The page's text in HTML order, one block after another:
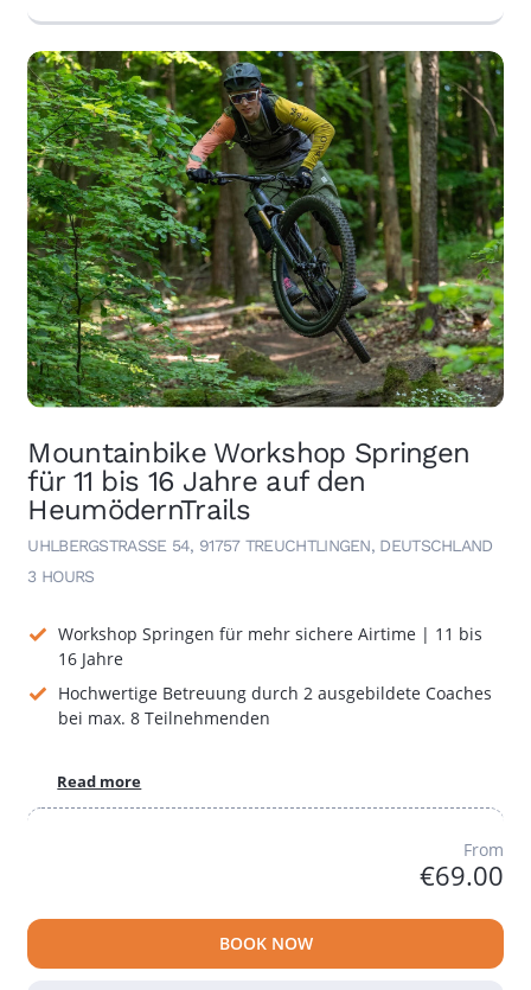
Mountainbike Workshop Springen
für 11 bis 16 Jahre auf den
HeumödernTrails
UHLBERGSTRASSE 54, 91757 TREUCHTLINGEN, DEUTSCHLAND
3 HOURS
Workshop Springen für mehr sichere Airtime | 11 bis
16 Jahre
Hochwertige Betreuung durch 2 ausgebildete Coaches
bei max. 8 Teilnehmenden
Read more
From
€69.00
BOOK NOW